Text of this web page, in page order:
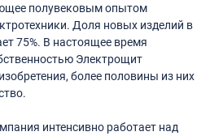
полувековым опытом
Доля новых изделий в
75%. В настоящее время
Электрощит
более половины из них
интенсивно работает над